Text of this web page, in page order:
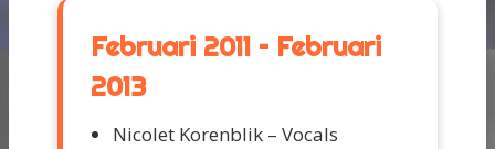
Februari 2011 – Februari
2013
Nicolet Korenblik – Vocals